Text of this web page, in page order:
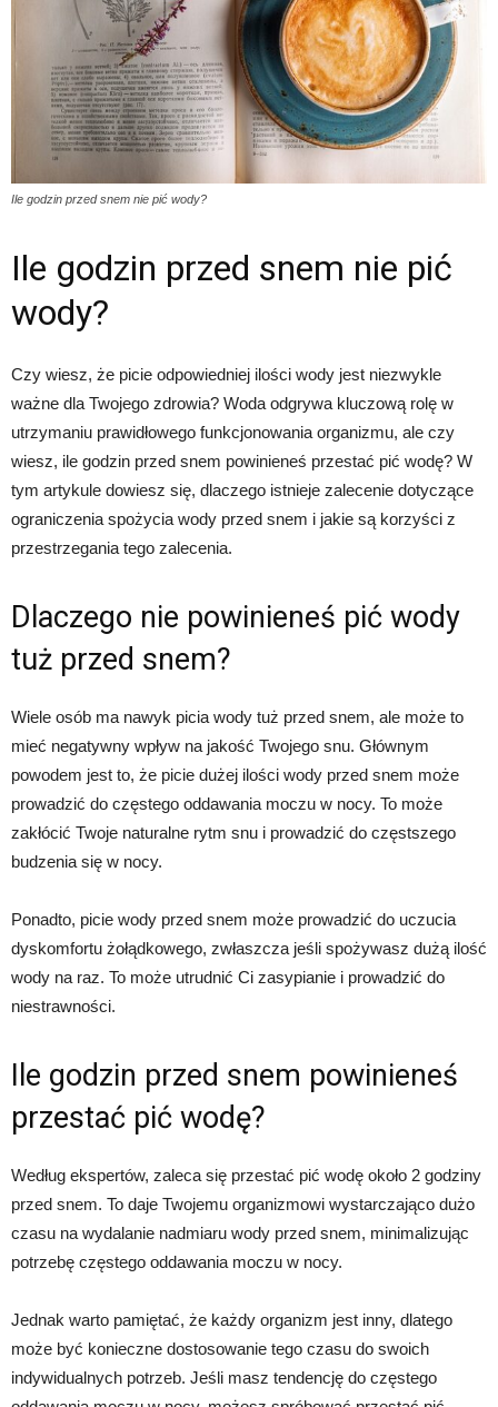
Ile godzin przed snem nie pić wody?
Ile godzin przed snem nie pić
wody?
Czy wiesz, że picie odpowiedniej ilości wody jest niezwykle
ważne dla Twojego zdrowia? Woda odgrywa kluczową rolę w
utrzymaniu prawidłowego funkcjonowania organizmu, ale czy
wiesz, ile godzin przed snem powinieneś przestać pić wodę? W
tym artykule dowiesz się, dlaczego istnieje zalecenie dotyczące
ograniczenia spożycia wody przed snem i jakie są korzyści z
przestrzegania tego zalecenia.
Dlaczego nie powinieneś pić wody
tuż przed snem?
Wiele osób ma nawyk picia wody tuż przed snem, ale może to
mieć negatywny wpływ na jakość Twojego snu. Głównym
powodem jest to, że picie dużej ilości wody przed snem może
prowadzić do częstego oddawania moczu w nocy. To może
zakłócić Twoje naturalne rytm snu i prowadzić do częstszego
budzenia się w nocy.
Ponadto, picie wody przed snem może prowadzić do uczucia
dyskomfortu żołądkowego, zwłaszcza jeśli spożywasz dużą ilość
wody na raz. To może utrudnić Ci zasypianie i prowadzić do
niestrawności.
Ile godzin przed snem powinieneś
przestać pić wodę?
Według ekspertów, zaleca się przestać pić wodę około 2 godziny
przed snem. To daje Twojemu organizmowi wystarczająco dużo
czasu na wydalanie nadmiaru wody przed snem, minimalizując
potrzebę częstego oddawania moczu w nocy.
Jednak warto pamiętać, że każdy organizm jest inny, dlatego
może być konieczne dostosowanie tego czasu do swoich
indywidualnych potrzeb. Jeśli masz tendencję do częstego